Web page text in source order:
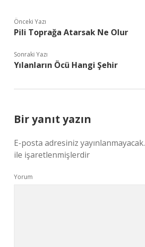
Önceki Yazı
Pili Toprağa Atarsak Ne Olur
Sonraki Yazı
Yılanların Öcü Hangi Şehir
Bir yanıt yazın
E-posta adresiniz yayınlanmayacak.
ile işaretlenmişlerdir
Yorum